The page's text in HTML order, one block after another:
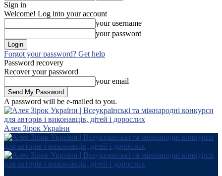
Sign in
Welcome! Log into your account
your username
your password
Forgot your password? Get help
Password recovery
Recover your password
your email
A password will be e-mailed to you.
Алея Зірок України